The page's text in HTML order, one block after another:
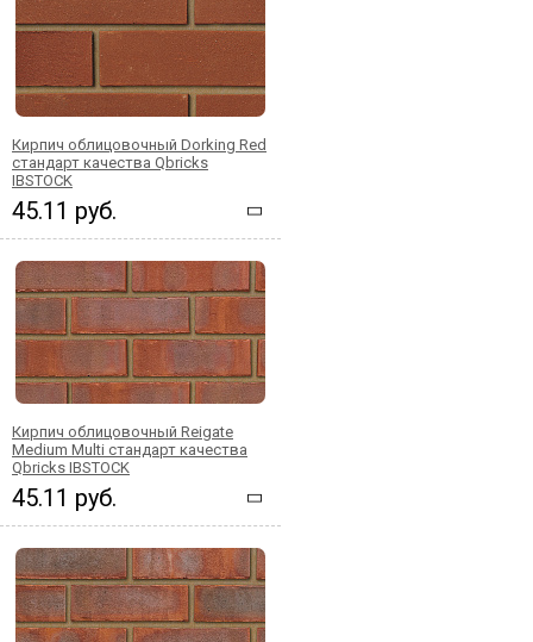
Кирпич облицовочный Dorking Red
стандарт качества Qbricks
IBSTOCK
45.11 руб.
Кирпич облицовочный Reigate
Medium Multi стандарт качества
Qbricks IBSTOCK
45.11 руб.